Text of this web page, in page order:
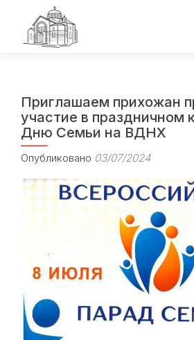
Приглашаем прихожан
участие в праздничном
Дню Семьи на ВДНХ
Опубликовано 03/07/2024